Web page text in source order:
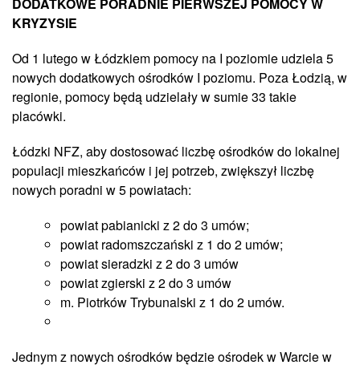
DODATKOWE PORADNIE PIERWSZEJ POMOCY W
KRYZYSIE
Od 1 lutego w Łódzkiem pomocy na I poziomie udziela 5
nowych dodatkowych ośrodków I poziomu. Poza Łodzią, w
regionie, pomocy będą udzielały w sumie 33 takie
placówki.
Łódzki NFZ, aby dostosować liczbę ośrodków do lokalnej
populacji mieszkańców i jej potrzeb, zwiększył liczbę
nowych poradni w 5 powiatach:
powiat pabianicki z 2 do 3 umów;
powiat radomszczański z 1 do 2 umów;
powiat sieradzki z 2 do 3 umów
powiat zgierski z 2 do 3 umów
m. Piotrków Trybunalski z 1 do 2 umów.
Jednym z nowych ośrodków będzie ośrodek w Warcie w